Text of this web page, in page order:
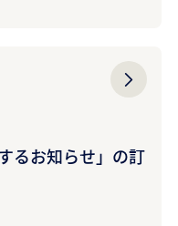
るお知らせ」の訂